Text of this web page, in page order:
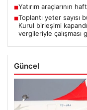
■Yatırım araçlarının
■Toplantı yeter sayısı
Kurul birleşimi
vergileriyle çalışması
Güncel